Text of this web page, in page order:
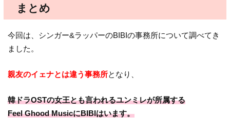
まとめ
今回は、シンガー&ラッパーのBIBIの事務所について調べてき
ました。
親友のイェナとは違う事務所となり、
韓ドラOSTの女王とも言われるユンミレが所属する
Feel Ghood MusicにBIBIはいます。